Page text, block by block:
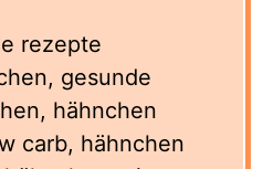
rezepte
gesunde
hähnchen
carb, hähnchen